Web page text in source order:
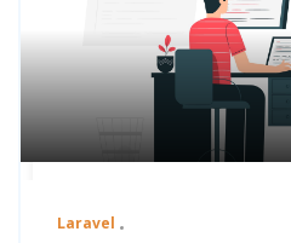
Laravel